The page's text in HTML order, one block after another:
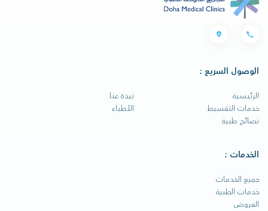
الوصول السريع :
الرئيسية
نبذة عنا
خدمات التقسيط
الأطباء
نصائح طبية
الخدمات :
جميع الخدمات
خدمات الطبية
العروض